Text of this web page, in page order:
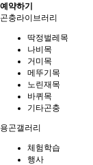
예약하기
곤충라이브러리
딱정벌레목
나비목
거미목
메뚜기목
노린재목
바퀴목
기타곤충
용곤갤러리
체험학습
행사